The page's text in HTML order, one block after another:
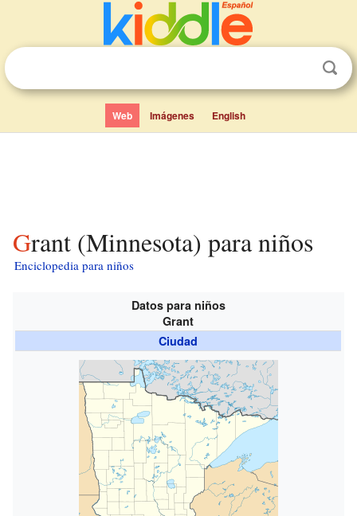
Web Imágenes English
Grant (Minnesota) para niños
Enciclopedia para niños
Datos para niños
Grant
Ciudad